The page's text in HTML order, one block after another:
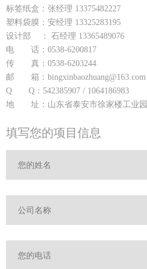
标签纸盒：张经理 13375482227
塑料袋膜：安经理 13325283195
设计部 ： 石经理 13365489076
电 话：0538-6200817
传 真：0538-6203244
邮 箱：bingxinbaozhuang@163.com
Q Q：542385907 / 1064186983
地 址：山东省泰安市徐家楼工业园
填写您的项目信息